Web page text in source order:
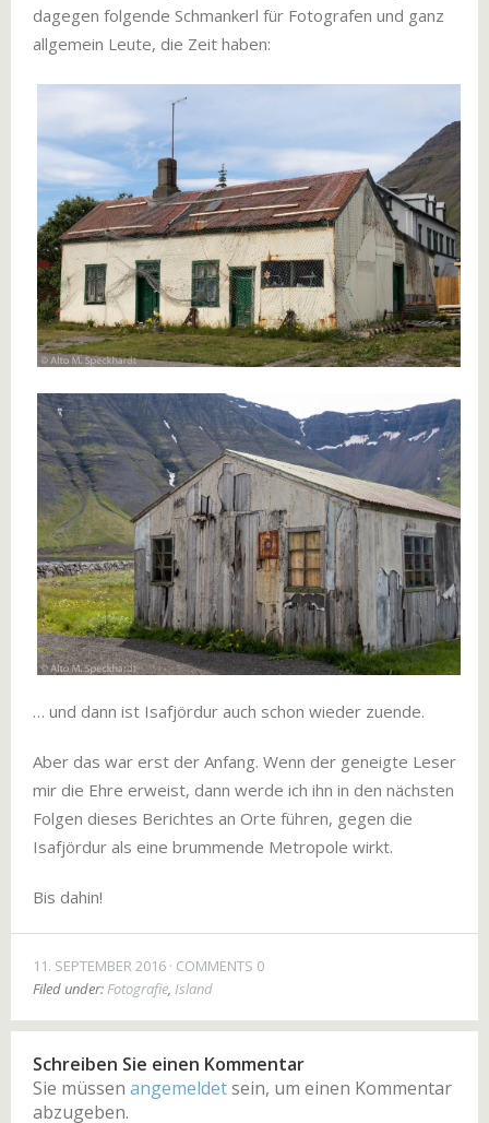
dagegen folgende Schmankerl für Fotografen und ganz
allgemein Leute, die Zeit haben:
… und dann ist Isafjördur auch schon wieder zuende.
Aber das war erst der Anfang. Wenn der geneigte Leser
mir die Ehre erweist, dann werde ich ihn in den nächsten
Folgen dieses Berichtes an Orte führen, gegen die
Isafjördur als eine brummende Metropole wirkt.
Bis dahin!
11. SEPTEMBER 2016 COMMENTS 0
Filed under:Fotografie, Island
Schreiben Sie einen Kommentar
Sie müssen angemeldetsein, um einen Kommentar
abzugeben.